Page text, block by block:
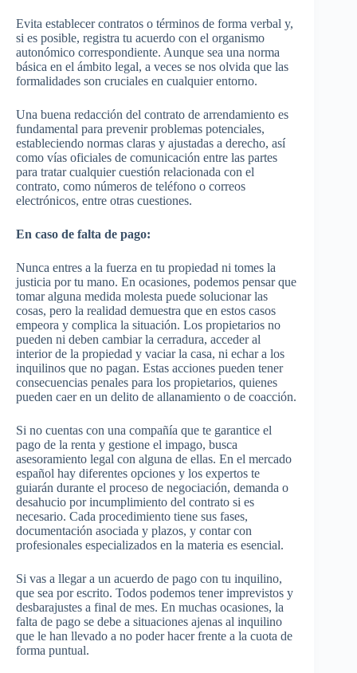
Evita establecer contratos o términos de forma verbal y,
si es posible, registra tu acuerdo con el organismo
autonómico correspondiente. Aunque sea una norma
básica en el ámbito legal, a veces se nos olvida que las
formalidades son cruciales en cualquier entorno.
Una buena redacción del contrato de arrendamiento es
fundamental para prevenir problemas potenciales,
estableciendo normas claras y ajustadas a derecho, así
como vías oficiales de comunicación entre las partes
para tratar cualquier cuestión relacionada con el
contrato, como números de teléfono o correos
electrónicos, entre otras cuestiones.
En caso de falta de pago:
Nunca entres a la fuerza en tu propiedad ni tomes la
justicia por tu mano. En ocasiones, podemos pensar que
tomar alguna medida molesta puede solucionar las
cosas, pero la realidad demuestra que en estos casos
empeora y complica la situación. Los propietarios no
pueden ni deben cambiar la cerradura, acceder al
interior de la propiedad y vaciar la casa, ni echar a los
inquilinos que no pagan. Estas acciones pueden tener
consecuencias penales para los propietarios, quienes
pueden caer en un delito de allanamiento o de coacción.
Si no cuentas con una compañía que te garantice el
pago de la renta y gestione el impago, busca
asesoramiento legal con alguna de ellas. En el mercado
español hay diferentes opciones y los expertos te
guiarán durante el proceso de negociación, demanda o
desahucio por incumplimiento del contrato si es
necesario. Cada procedimiento tiene sus fases,
documentación asociada y plazos, y contar con
profesionales especializados en la materia es esencial.
Si vas a llegar a un acuerdo de pago con tu inquilino,
que sea por escrito. Todos podemos tener imprevistos y
desbarajustes a final de mes. En muchas ocasiones, la
falta de pago se debe a situaciones ajenas al inquilino
que le han llevado a no poder hacer frente a la cuota de
forma puntual.